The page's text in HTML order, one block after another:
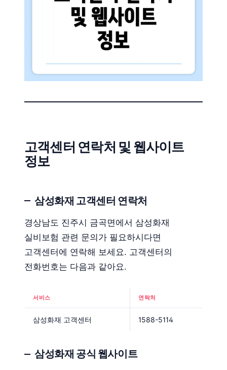
고객센터 연락처 및 웹사이트
정보
삼성화재 고객센터 연락처
경상남도 진주시 금곡면에서 삼성화재
실비보험 관련 문의가 필요하시다면
고객센터에 연락해 보세요. 고객센터의
전화번호는 다음과 같아요.
서비스 연락처
삼성화재 고객센터 1588-5114
삼성화재 공식 웹사이트